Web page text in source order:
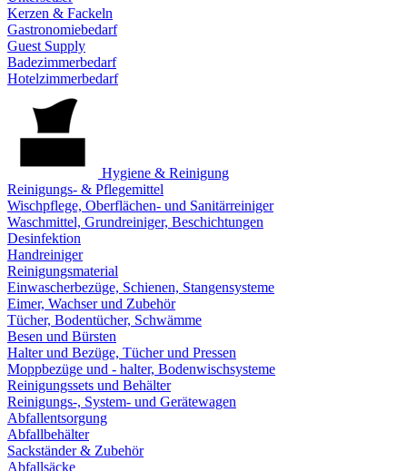
Kerzen & Fackeln
Gastronomiebedarf
Guest Supply
Badezimmerbedarf
Hotelzimmerbedarf
Hygiene & Reinigung
Reinigungs- & Pflegemittel
Wischpflege, Oberflächen- und Sanitärreiniger
Waschmittel, Grundreiniger, Beschichtungen
Desinfektion
Handreiniger
Reinigungsmaterial
Einwascherbezüge, Schienen, Stangensysteme
Eimer, Wachser und Zubehör
Tücher, Bodentücher, Schwämme
Besen und Bürsten
Halter und Bezüge, Tücher und Pressen
Moppbezüge und - halter, Bodenwischsysteme
Reinigungssets und Behälter
Reinigungs-, System- und Gerätewagen
Abfallentsorgung
Abfallbehälter
Sackständer & Zubehör
Abfallsäcke